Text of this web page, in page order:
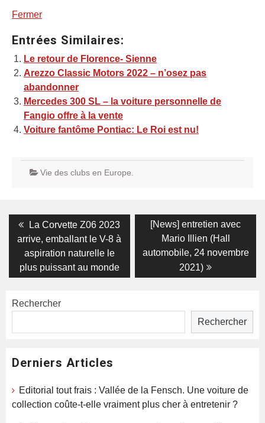
Fermer
Entrées Similaires:
Le retour de Florence- Sienne
Arezzo Classic Motors 2022 – n’osez pas
abandonner
Mercedes 300 SL – la voiture personnelle de
Fangio offre à la vente
Voiture fantôme Pontiac: Le Roi est nu!
Vie des clubs en Europe.
Navigation
de
l’article
Previous
post:
La Corvette Z06 2023
arrive, emballant le V-8 à
aspiration naturelle le
plus puissant au monde
Next
post:
[News] entretien avec
Mario Illien (Hall
automobile, 24 novembre
2021)
Rechercher
Rechercher
Derniers Articles
Editorial tout frais : Vallée de la Fensch. Une voiture de
collection coûte-t-elle vraiment plus cher à entretenir ?